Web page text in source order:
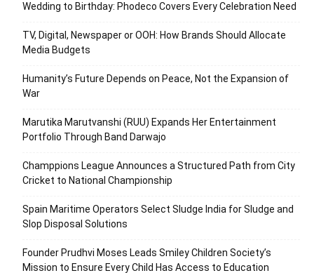
Wedding to Birthday: Phodeco Covers Every Celebration Need
TV, Digital, Newspaper or OOH: How Brands Should Allocate
Media Budgets
Humanity’s Future Depends on Peace, Not the Expansion of
War
Marutika Marutvanshi (RUU) Expands Her Entertainment
Portfolio Through Band Darwajo
Champpions League Announces a Structured Path from City
Cricket to National Championship
Spain Maritime Operators Select Sludge India for Sludge and
Slop Disposal Solutions
Founder Prudhvi Moses Leads Smiley Children Society’s
Mission to Ensure Every Child Has Access to Education